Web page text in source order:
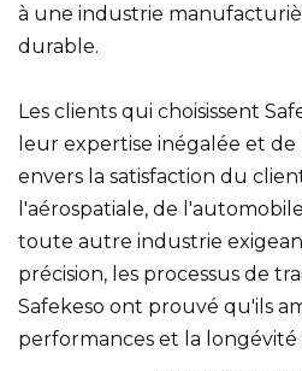
à une industrie
durable.
Les clients qui choisissent
leur expertise inégalée et
envers la satisfaction du
l'aérospatiale, de
toute autre industrie
précision, les processus de
Safekeso ont prouvé qu'ils
performances et la longévité